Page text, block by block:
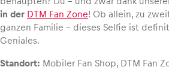
in der DTM Fan Zone! Ob allein, zu
ganzen Familie – dieses Selfie ist
Geniales.
Standort: Mobiler Fan Shop, DTM Fan